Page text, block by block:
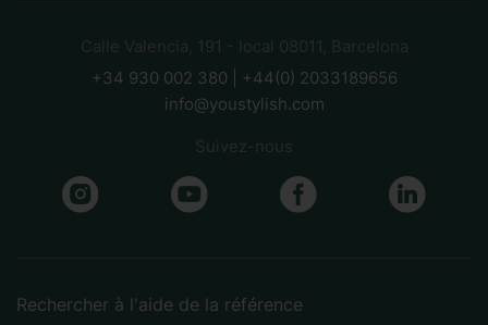
Calle Valencia, 191 - local 08011, Barcelona
+34 930 002 380 | +44(0) 2033189656
info@youstylish.com
Suivez-nous
Rechercher à l'aide de la référence